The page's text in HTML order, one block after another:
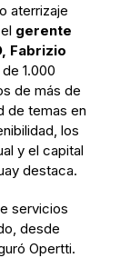
aterrizaje
gerente
Fabrizio
1.000
de más de
de temas en
los
y el capital
destaca.
servicios
desde
Opertti.